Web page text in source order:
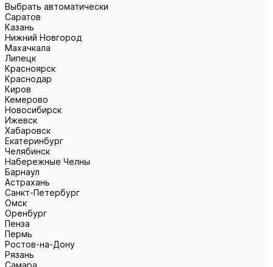
Выбрать автоматически
Саратов
Казань
Нижний Новгород
Махачкала
Липецк
Красноярск
Краснодар
Киров
Кемерово
Новосибирск
Ижевск
Хабаровск
Екатеринбург
Челябинск
Набережные Челны
Барнаул
Астрахань
Санкт-Петербург
Омск
Оренбург
Пенза
Пермь
Ростов-на-Дону
Рязань
Самара